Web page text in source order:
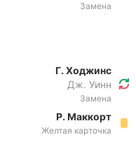
Замена
Г. Ходжинс
Дж. Уинн
Замена
Р. Маккорт
Желтая карточка